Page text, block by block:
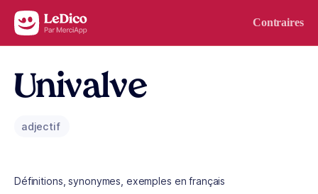
Aller au contenu Contraires
Univalve
adjectif
Définitions, synonymes, exemples en français